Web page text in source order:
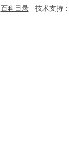
百科目录技术支持